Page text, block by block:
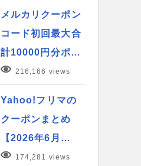
メルカリクーポン
コード初回最大合
計10000円分ポ…
216,166 views
Yahoo!フリマの
クーポンまとめ
【2026年6月…
174,281 views